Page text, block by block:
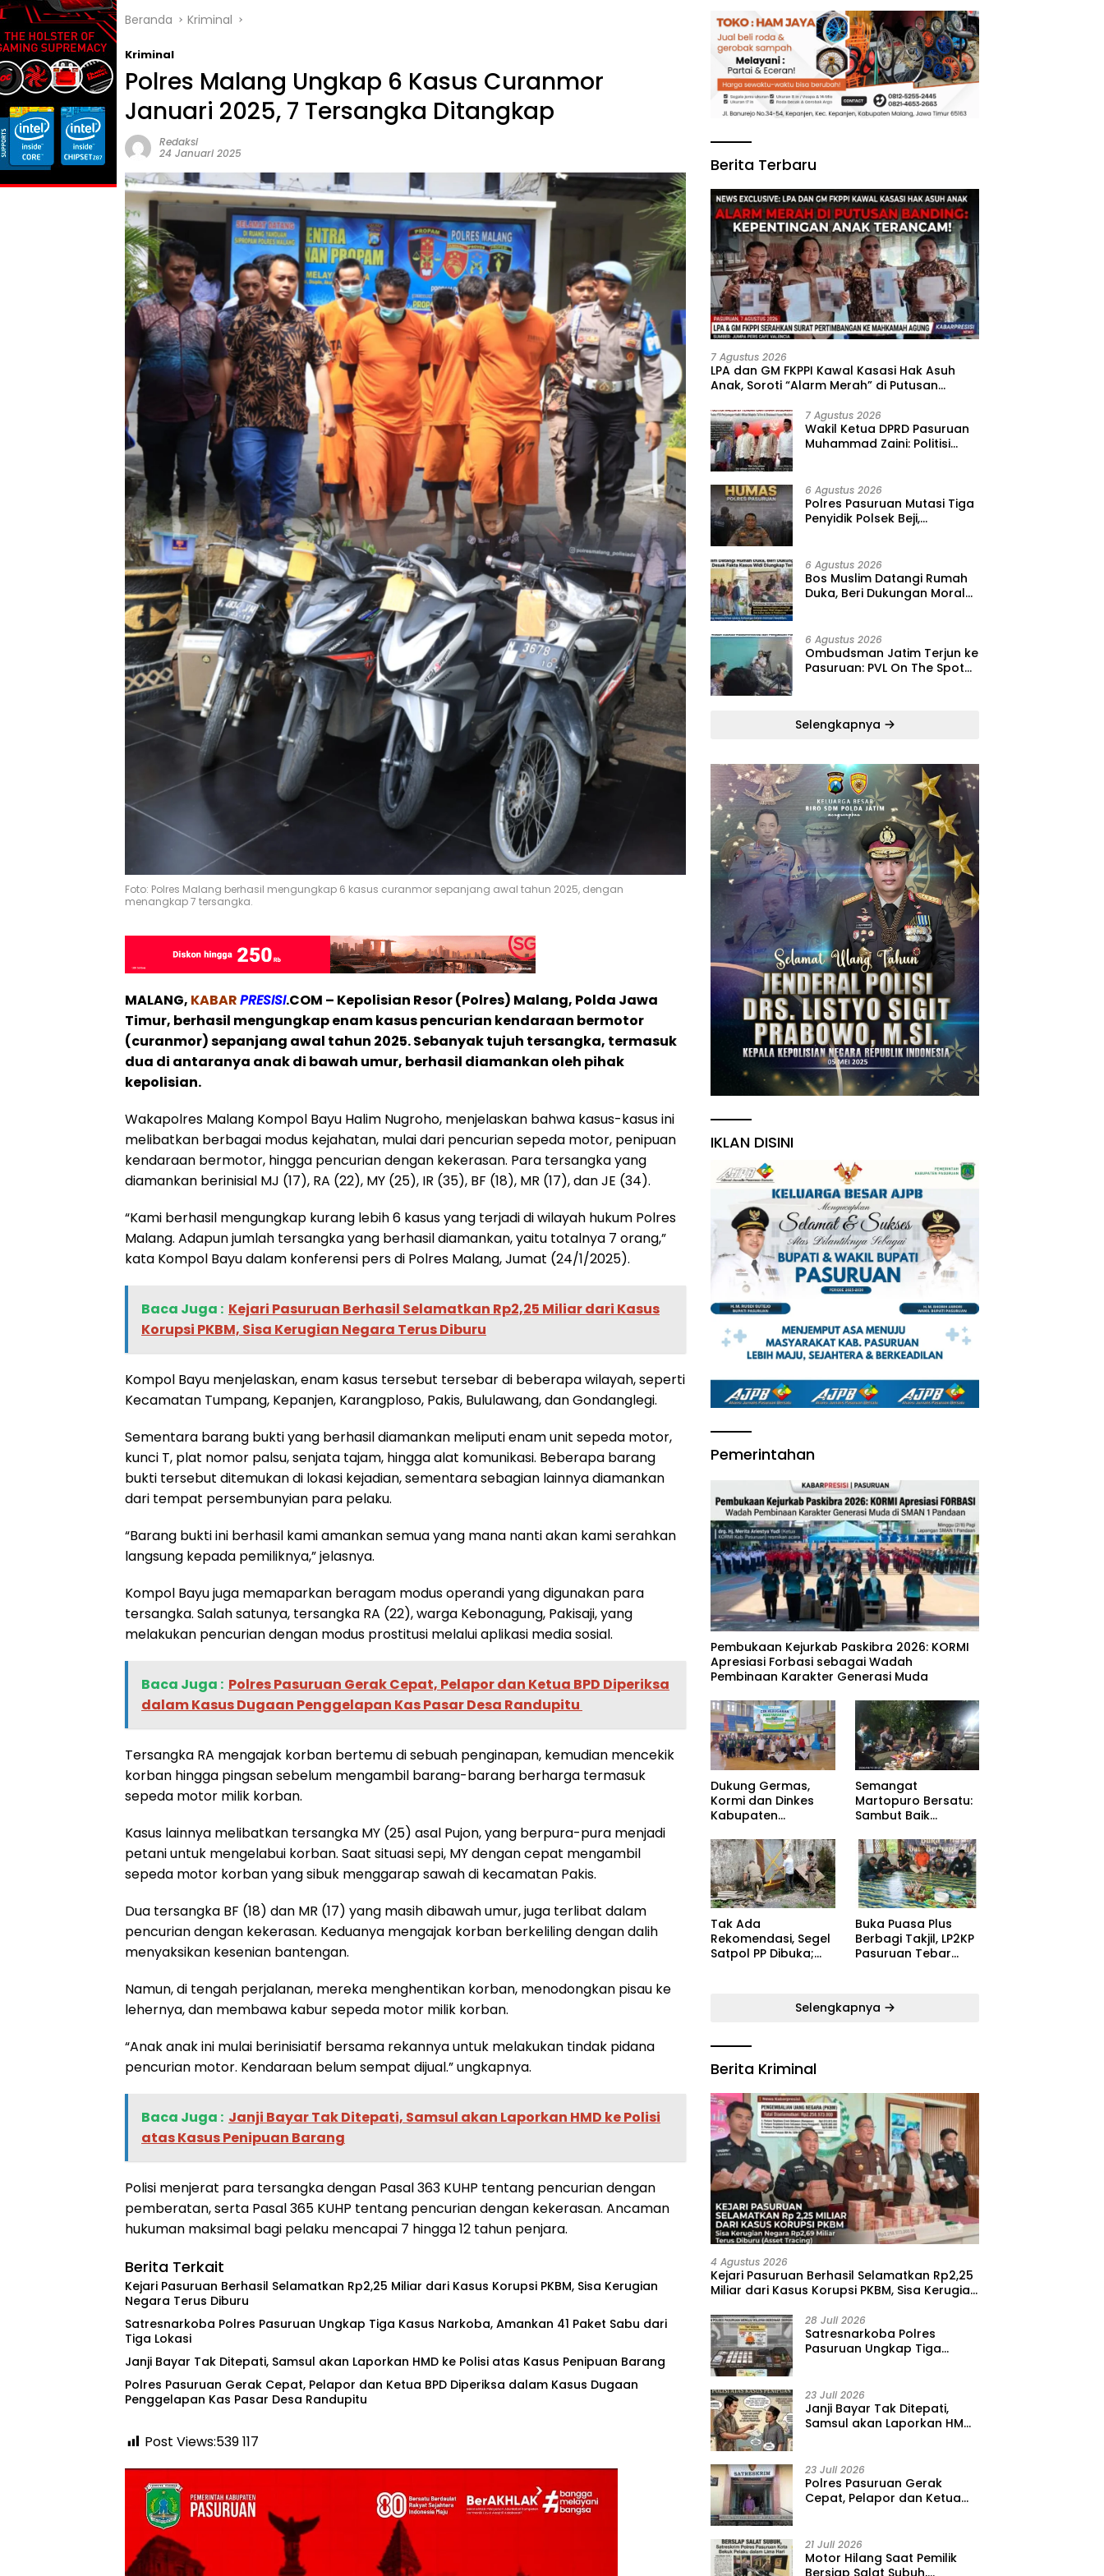
Beranda Kriminal
Kriminal
Polres Malang Ungkap 6 Kasus Curanmor
Januari 2025, 7 Tersangka Ditangkap
Redaksi
24 Januari 2025
Foto: Polres Malang berhasil mengungkap 6 kasus curanmor sepanjang awal tahun 2025, dengan
menangkap 7 tersangka.
MALANG, KABARPRESISI.COM – Kepolisian Resor (Polres) Malang, Polda Jawa
Timur, berhasil mengungkap enam kasus pencurian kendaraan bermotor
(curanmor) sepanjang awal tahun 2025. Sebanyak tujuh tersangka, termasuk
dua di antaranya anak di bawah umur, berhasil diamankan oleh pihak
kepolisian.
Wakapolres Malang Kompol Bayu Halim Nugroho, menjelaskan bahwa kasus-kasus ini
melibatkan berbagai modus kejahatan, mulai dari pencurian sepeda motor, penipuan
kendaraan bermotor, hingga pencurian dengan kekerasan. Para tersangka yang
diamankan berinisial MJ (17), RA (22), MY (25), IR (35), BF (18), MR (17), dan JE (34).
“Kami berhasil mengungkap kurang lebih 6 kasus yang terjadi di wilayah hukum Polres
Malang. Adapun jumlah tersangka yang berhasil diamankan, yaitu totalnya 7 orang,”
kata Kompol Bayu dalam konferensi pers di Polres Malang, Jumat (24/1/2025).
Baca Juga : Kejari Pasuruan Berhasil Selamatkan Rp2,25 Miliar dari Kasus
Korupsi PKBM, Sisa Kerugian Negara Terus Diburu
Kompol Bayu menjelaskan, enam kasus tersebut tersebar di beberapa wilayah, seperti
Kecamatan Tumpang, Kepanjen, Karangploso, Pakis, Bululawang, dan Gondanglegi.
Sementara barang bukti yang berhasil diamankan meliputi enam unit sepeda motor,
kunci T, plat nomor palsu, senjata tajam, hingga alat komunikasi. Beberapa barang
bukti tersebut ditemukan di lokasi kejadian, sementara sebagian lainnya diamankan
dari tempat persembunyian para pelaku.
“Barang bukti ini berhasil kami amankan semua yang mana nanti akan kami serahkan
langsung kepada pemiliknya,” jelasnya.
Kompol Bayu juga memaparkan beragam modus operandi yang digunakan para
tersangka. Salah satunya, tersangka RA (22), warga Kebonagung, Pakisaji, yang
melakukan pencurian dengan modus prostitusi melalui aplikasi media sosial.
Baca Juga : ‎Polres Pasuruan Gerak Cepat, Pelapor dan Ketua BPD Diperiksa
dalam Kasus Dugaan Penggelapan Kas Pasar Desa Randupitu ‎
Tersangka RA mengajak korban bertemu di sebuah penginapan, kemudian mencekik
korban hingga pingsan sebelum mengambil barang-barang berharga termasuk
sepeda motor milik korban.
Kasus lainnya melibatkan tersangka MY (25) asal Pujon, yang berpura-pura menjadi
petani untuk mengelabui korban. Saat situasi sepi, MY dengan cepat mengambil
sepeda motor korban yang sibuk menggarap sawah di kecamatan Pakis.
Dua tersangka BF (18) dan MR (17) yang masih dibawah umur, juga terlibat dalam
pencurian dengan kekerasan. Keduanya mengajak korban berkeliling dengan dalih
menyaksikan kesenian bantengan.
Namun, di tengah perjalanan, mereka menghentikan korban, menodongkan pisau ke
lehernya, dan membawa kabur sepeda motor milik korban.
“Anak anak ini mulai berinisiatif bersama rekannya untuk melakukan tindak pidana
pencurian motor. Kendaraan belum sempat dijual.” ungkapnya.
Baca Juga : ‎Janji Bayar Tak Ditepati, Samsul akan Laporkan HMD ke Polisi
atas Kasus Penipuan Barang
Polisi menjerat para tersangka dengan Pasal 363 KUHP tentang pencurian dengan
pemberatan, serta Pasal 365 KUHP tentang pencurian dengan kekerasan. Ancaman
hukuman maksimal bagi pelaku mencapai 7 hingga 12 tahun penjara.
Berita Terkait
Kejari Pasuruan Berhasil Selamatkan Rp2,25 Miliar dari Kasus Korupsi PKBM, Sisa Kerugian
Negara Terus Diburu
‎Satresnarkoba Polres Pasuruan Ungkap Tiga Kasus Narkoba, Amankan 41 Paket Sabu dari
Tiga Lokasi
‎Janji Bayar Tak Ditepati, Samsul akan Laporkan HMD ke Polisi atas Kasus Penipuan Barang
‎Polres Pasuruan Gerak Cepat, Pelapor dan Ketua BPD Diperiksa dalam Kasus Dugaan
Penggelapan Kas Pasar Desa Randupitu ‎
Post Views:539117
Berita Terbaru
7 Agustus 2026
‎LPA dan GM FKPPI Kawal Kasasi Hak Asuh
Anak, Soroti “Alarm Merah” di Putusan
7 Agustus 2026
‎Wakil Ketua DPRD Pasuruan
Muhammad Zaini: Politisi
dan Masyarakat ‎
6 Agustus 2026
‎Polres Pasuruan Mutasi Tiga
Penyidik Polsek Beji,
6 Agustus 2026
‎Bos Muslim Datangi Rumah
Duka, Beri Dukungan Moral
6 Agustus 2026
‎Ombudsman Jatim Terjun ke
Pasuruan: PVL On The Spot
Selengkapnya
IKLAN DISINI
Pemerintahan
‎Pembukaan Kejurkab Paskibra 2026: KORMI
Apresiasi Forbasi sebagai Wadah
Pembinaan Karakter Generasi Muda
Dukung Germas,
Kormi dan Dinkes
Kabupaten
Kebugaran
Masyarakat
Semangat
Martopuro Bersatu:
Sambut Baik
Kecamatan Satu
Pelatih Demi
Kebangkitan
Persekabpas
‎Tak Ada
Rekomendasi, Segel
Satpol PP Dibuka;
‎Buka Puasa Plus
Berbagi Takjil, LP2KP
Pasuruan Tebar
Selengkapnya
Berita Kriminal
4 Agustus 2026
Kejari Pasuruan Berhasil Selamatkan Rp2,25
Miliar dari Kasus Korupsi PKBM, Sisa Kerugian
28 Juli 2026
‎Satresnarkoba Polres
Pasuruan Ungkap Tiga
23 Juli 2026
‎Janji Bayar Tak Ditepati,
Samsul akan Laporkan HMD
23 Juli 2026
‎Polres Pasuruan Gerak
Cepat, Pelapor dan Ketua
Pasar Desa Randupitu ‎
21 Juli 2026
‎Motor Hilang Saat Pemilik
Bersiap Salat Subuh,